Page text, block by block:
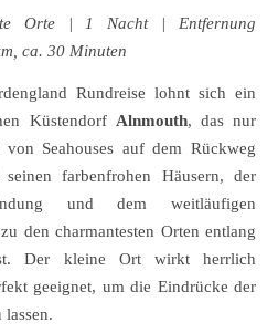
Orte| 1 Nacht | Entfernung
ca. 30 Minuten
Rundreise lohnt sich ein
Küstendorf Alnmouth, das nur
Seahouses auf dem Rückweg
farbenfrohen Häusern, der
und dem weitläufigen
den charmantesten Orten entlang
Der kleine Ort wirkt herrlich
geeignet, um die Eindrücke der